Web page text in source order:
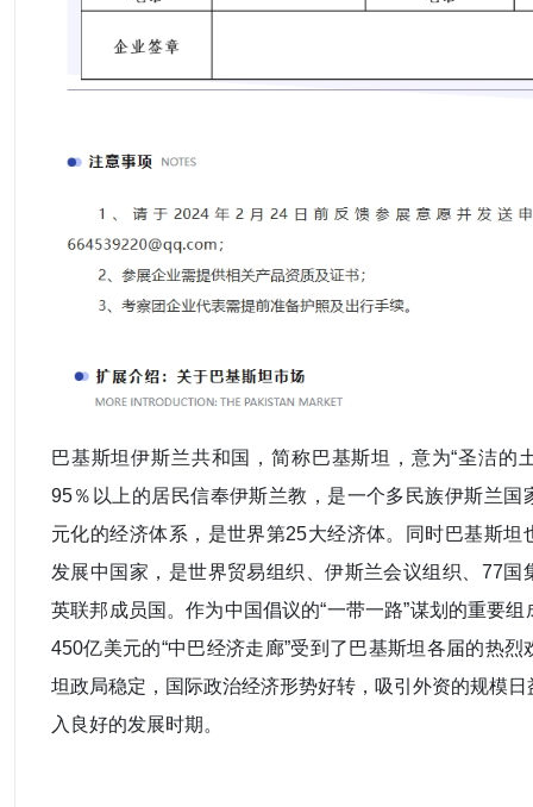
巴基斯坦伊斯兰共和国，简称巴基斯坦，意为“圣洁的
95％以上的居民信奉伊斯兰教，是一个多民族伊斯兰国
元化的经济体系，是世界第25大经济体。同时巴基斯坦
发展中国家，是世界贸易组织、伊斯兰会议组织、77国
英联邦成员国。作为中国倡议的“一带一路”谋划的重要
450亿美元的“中巴经济走廊”受到了巴基斯坦各届的热
坦政局稳定，国际政治经济形势好转，吸引外资的规模
入良好的发展时期。